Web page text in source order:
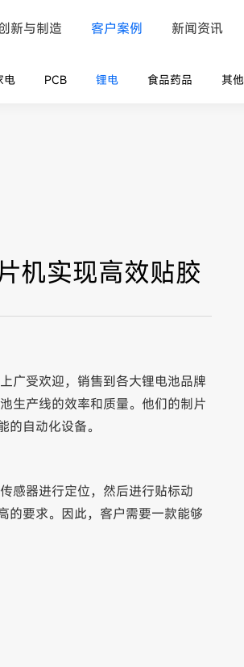
新与制造 客户案例
电 PCB 锂电 食品药品 其他
新闻资讯
机实现高效贴胶
广受欢迎，销售到各大锂电池品牌
生产线的效率和质量。他们的制片
自动化设备。
感器进行定位，然后进行贴标动
的要求。因此，客户需要一款能够